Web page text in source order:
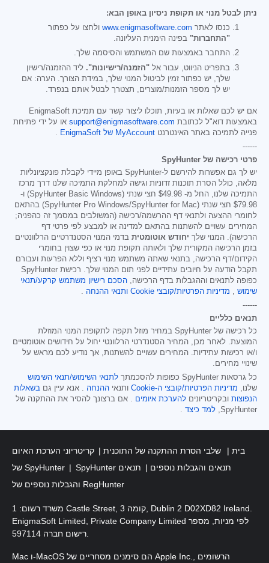
ניתן לבטל מנוי או תקופת ניסיון באופן הבא:
כנסו לאתר www.enigmasoftware.com ולחצו על כפתור
"התחברות" בפינה הימנית העליונה.
התחבר באמצעות שם המשתמש והסיסמה שלך.
בתפריט הניווט, עבור אל "הזמנה/רישיונות". ליד ההזמנה/רישיון
שלך, יש כפתור זמין לביטול המנוי שלך, במידת הצורך. הערה: אם
יש לך מספר הזמנות/מוצרים, תצטרך לבטל אותם בנפרד.
אם יש לכם שאלות או בעיות, תוכלו ליצור קשר עם תמיכת EnigmaSoft
באמצעות דוא"ל לכתובת support@enigmasoftware.com או על ידי פתיחת
פנייה לתמיכה באתר האינטרנט MyAccount של EnigmaSoft
------
פרטי רכישה של SpyHunter
יש לך גם אפשרות להירשם ל-SpyHunter באופן מיידי לקבלת פונקציונליות
מלאה, כולל הסרת תוכנות זדוניות וגישה למחלקת התמיכה שלנו דרך מרכז
התמיכה שלנו, החל מ- $49.98 חצי שנתי (SpyHunter Basic Windows) ו-
$79.98
חצי שנתי (SpyHunter Pro Windows/SpyHunter for Mac) בהתאם
לחומרי ההצעה ולתנאי דף ההרשמה/רכישה (המשולבים במסמך זה כהפניה;
המחירים עשויים להשתנות בהתאם למדינה או למבצע לפי פרטי דף
הרכישה). המנוי שלך יחודש אוטומטית בדמי המנוי הסטנדרטיים הרלוונטיים
בזמן הרכישה המקורית שלך ולאותה תקופת מנוי או כפי שצוין בחומרי
הקידום/דף הרכישה, בתנאי שאתה משתמש מנוי רציף וללא הפרעות ועבורם
תקבל הודעה על חיובים עתידיים לפני תום המנוי שלך. רכישת SpyHunter
כפופה לתנאים וההגבלות בדף הרכישה, הסכם רישיון משתמש קרקע/תנאי
שימוש
מדיניות הפרטיות/קובצי Cookie ותנאי ההנחה
------
תנאים כלליים
כל רכישה של SpyHunter במחיר מוזל תקפה לתקופת המנוי המוזלת
המוצעת. לאחר מכן, המחיר הסטנדרטי הרלוונטי יחול על חידושים אוטומטיים
ו/או רכישות עתידיות. המחירים עשויים להשתנות, אך נודיע לכם מראש על
שינויי מחירים.
כל גרסאות SpyHunter כפופות להסכמתך
לתנאי השימוש/תנאי השימוש
שלנו, מדיניות הפרטיות/קובצי ה-Cookie ותנאי ההנחה . אנא עיין גם בשאלות
הנפוצות ובקריטריונים להערכת איומים . אם ברצונך להסיר את ההתקנה של
SpyHunter, למד כיצד
בית שלבי הסרת ההתקנה של התוכנית
קריטריוני הערכת האיום
של SpyHunter
SpyHunter תנאים והגבלות נוספים
תנאים
והגבלות נוספים של RegHunter
משרד רשום: 1 Castle Street, קומה 3, Dublin 2 D02XD82 Ireland.
EnigmaSoft Limited, Private Company Limited לפי מניות, מספר
רישום חברה 597114.
Mac ו-MacOS הם סימנים מסחריים של Apple Inc., הרשומים